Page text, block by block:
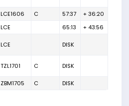
LCE1606 C 57:37
+ 36:20
LCE 65:13
+ 43:56
LCE DISK
TZL1701 C DISK
ZBM1705 C DISK